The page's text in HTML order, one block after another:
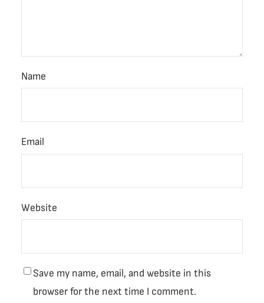
Name
Email
Website
Save my name, email, and website in this
browser for the next time I comment.